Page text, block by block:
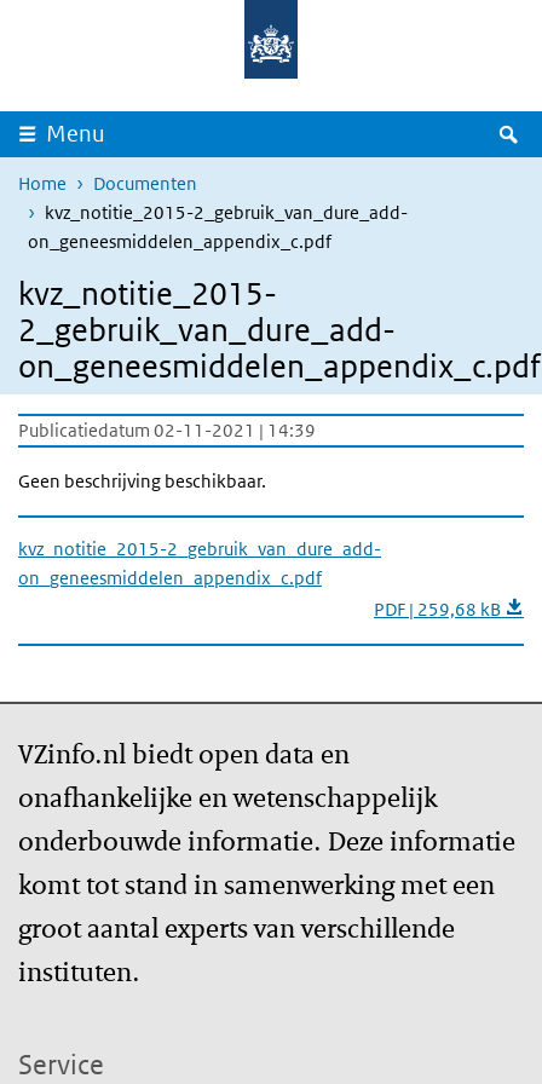
Overslaan en naar de inhoud gaan
Menu
Home
Documenten
kvz_notitie_2015-2_gebruik_van_dure_add-
on_geneesmiddelen_appendix_c.pdf
kvz_notitie_2015-
2_gebruik_van_dure_add-
on_geneesmiddelen_appendix_c.pdf
Publicatiedatum 02-11-2021 | 14:39
Geen beschrijving beschikbaar.
kvz_notitie_2015-2_gebruik_van_dure_add-
on_geneesmiddelen_appendix_c.pdf
PDF | 259,68 kB
VZinfo.nl biedt open data en
onafhankelijke en wetenschappelijk
onderbouwde informatie. Deze informatie
komt tot stand in samenwerking met een
groot aantal experts van verschillende
instituten.
Service